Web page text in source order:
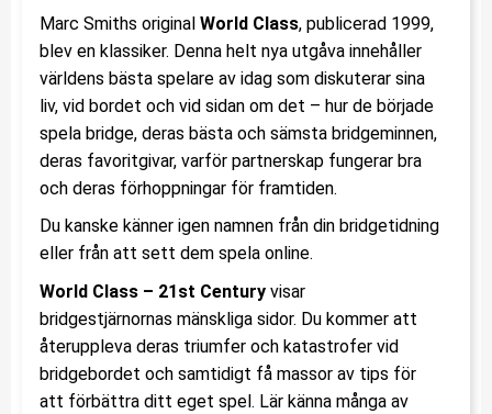
Marc Smiths original World Class, publicerad 1999,
blev en klassiker. Denna helt nya utgåva innehåller
världens bästa spelare av idag som diskuterar sina
liv, vid bordet och vid sidan om det – hur de började
spela bridge, deras bästa och sämsta bridgeminnen,
deras favoritgivar, varför partnerskap fungerar bra
och deras förhoppningar för framtiden.
Du kanske känner igen namnen från din bridgetidning
eller från att sett dem spela online.
World Class – 21st Century visar
bridgestjärnornas mänskliga sidor. Du kommer att
återuppleva deras triumfer och katastrofer vid
bridgebordet och samtidigt få massor av tips för
att förbättra ditt eget spel. Lär känna många av